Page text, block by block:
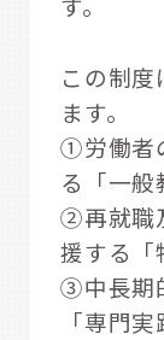
この制
ます。
①労働者
る「一般
➁再就職
援する「
③中長期
「専門